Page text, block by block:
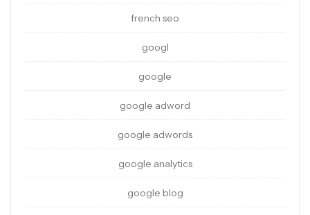
french seo
googl
google
google adword
google adwords
google analytics
google blog